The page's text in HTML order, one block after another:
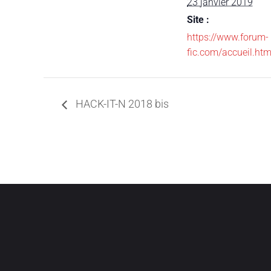
Site :
https://www.forum-
fic.com/accueil.htm
HACK-IT-N 2018 bis